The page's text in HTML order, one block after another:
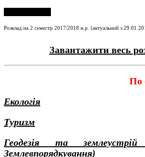
Розклад на 2 семестр 2017/2018 н.р. (актуальний з
Завантажити весь
По
Екологія
Туризм
Геодезія та землеустрій
Землевпорядкування)